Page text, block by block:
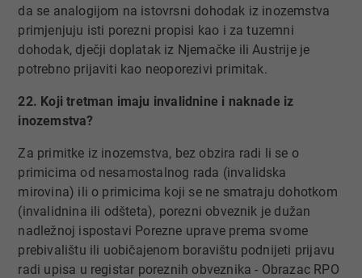
da se analogijom na istovrsni dohodak iz inozemstva
primjenjuju isti porezni propisi kao i za tuzemni
dohodak, dječji doplatak iz Njemačke ili Austrije je
potrebno prijaviti kao neoporezivi primitak.
22. Koji tretman imaju invalidnine i naknade iz
inozemstva?
Za primitke iz inozemstva, bez obzira radi li se o
primicima od nesamostalnog rada (invalidska
mirovina) ili o primicima koji se ne smatraju dohotkom
(invalidnina ili odšteta), porezni obveznik je dužan
nadležnoj ispostavi Porezne uprave prema svome
prebivalištu ili uobičajenom boravištu podnijeti prijavu
radi upisa u registar poreznih obveznika - Obrazac RPO